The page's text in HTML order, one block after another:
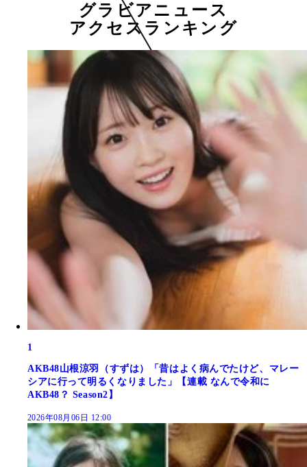
グラビアニュース
アクセスランキング
1
AKB48山根涼羽（すずは）「昔はよく病んでたけど、マレー
シアに行って明るくなりました」【連載 なんで令和に
AKB48？ Season2】
2026年08月06日 12:00